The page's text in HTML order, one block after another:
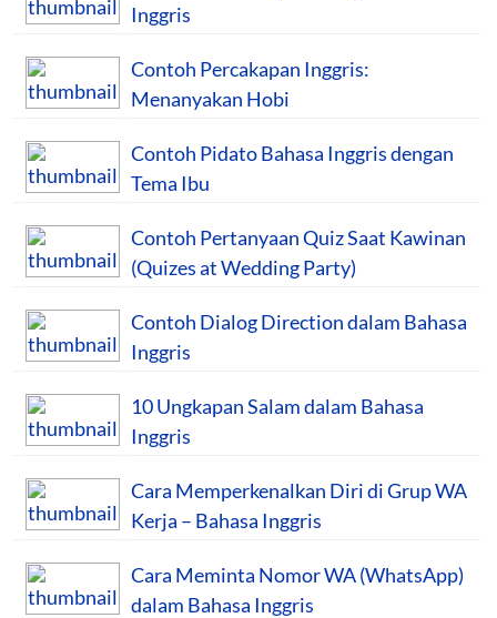
Inggris
Contoh Percakapan Inggris:
Menanyakan Hobi
Contoh Pidato Bahasa Inggris dengan
Tema Ibu
Contoh Pertanyaan Quiz Saat Kawinan
(Quizes at Wedding Party)
Contoh Dialog Direction dalam Bahasa
Inggris
10 Ungkapan Salam dalam Bahasa
Inggris
Cara Memperkenalkan Diri di Grup WA
Kerja – Bahasa Inggris
Cara Meminta Nomor WA (WhatsApp)
dalam Bahasa Inggris